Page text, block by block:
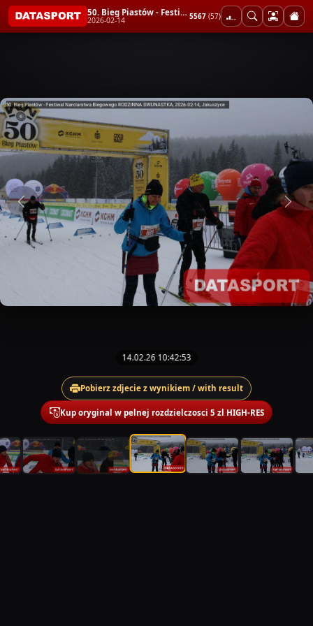
50. Bieg Piastów - Festiwal Narciarstwa Biegowego RODZINNA DWUNASTKA
2026-02-14 5567 (57)
14.02.26 10:42:53
Pobierz zdjecie z wynikiem / with result
Kup oryginal w pelnej rozdzielczosci 5 zl HIGH-RES